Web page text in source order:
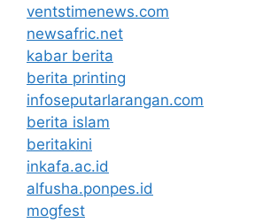
ventstimenews.com
newsafric.net
kabar berita
berita printing
infoseputarlarangan.com
berita islam
beritakini
inkafa.ac.id
alfusha.ponpes.id
mogfest